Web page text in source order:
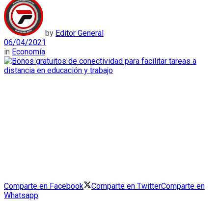
by Editor General
06/04/2021
in Economía
Comparte en Facebook Comparte en TwitterComparte en
Whatsapp